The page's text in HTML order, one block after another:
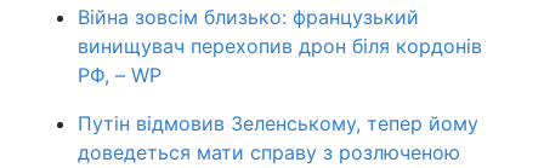
Війна зовсім близько: французький
винищувач перехопив дрон біля кордонів
РФ, – WP
Путін відмовив Зеленському, тепер йому
доведеться мати справу з розлюченою